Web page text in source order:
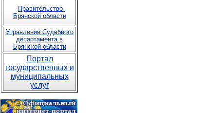
Правительство
Брянской области
Управление Судебного
департамента в
Брянской области
Портал
государственных и
муниципальных
услуг